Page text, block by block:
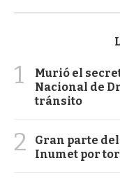
1
Murió el
Nacional de
tránsito
2
Gran parte
Inumet por